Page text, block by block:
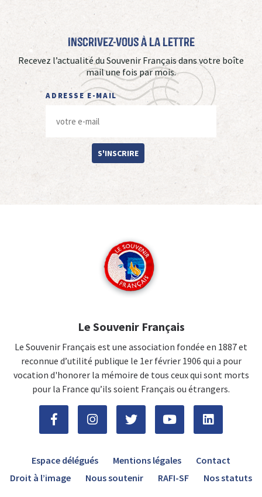
Inscrivez-vous à La Lettre
Recevez l’actualité du Souvenir Français dans votre boîte
mail une fois par mois.
ADRESSE E-MAIL
S'INSCRIRE
Le Souvenir Français
Le Souvenir Français est une association fondée en 1887 et
reconnue d’utilité publique le 1er février 1906 qui a pour
vocation d'honorer la mémoire de tous ceux qui sont morts
pour la France qu’ils soient Français ou étrangers.
Espace délégués Mentions légales
Contact
Droit à l’image
Nous soutenir RAFI-SF Nos statuts